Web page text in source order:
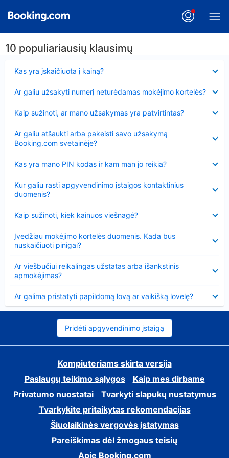
10 populiariausių klausimų
Kas yra įskaičiuota į kainą?
Ar galiu užsakyti numerį neturėdamas mokėjimo kortelės?
Kaip sužinoti, ar mano užsakymas yra patvirtintas?
Ar galiu atšaukti arba pakeisti savo užsakymą
Booking.com svetainėje?
Kas yra mano PIN kodas ir kam man jo reikia?
Kur galiu rasti apgyvendinimo įstaigos kontaktinius
duomenis?
Kaip sužinoti, kiek kainuos viešnagė?
Įvedžiau mokėjimo kortelės duomenis. Kada bus
nuskaičiuoti pinigai?
Ar viešbučiui reikalingas užstatas arba išankstinis
apmokėjimas?
Ar galima pristatyti papildomą lovą ar vaikišką lovelę?
Pridėti apgyvendinimo įstaigą
Kompiuteriams skirta versija
Paslaugų teikimo sąlygos
Kaip mes dirbame
Privatumo nuostatai
Tvarkyti slapukų nustatymus
Tvarkykite pritaikytas rekomendacijas
Šiuolaikinės vergovės įstatymas
Pareiškimas dėl žmogaus teisių
Apie Booking.com